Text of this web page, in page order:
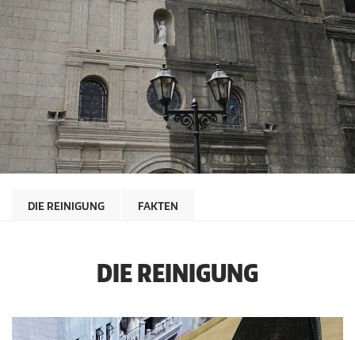
DIE REINIGUNG FAKTEN
DIE REINIGUNG